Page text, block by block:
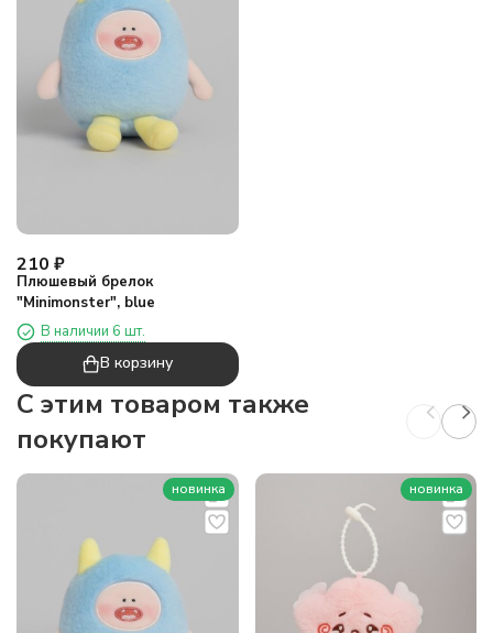
210 ₽
Плюшевый брелок
"Minimonster", blue
В наличии 6 шт.
В корзину
C этим товаром также
покупают
новинка новинка